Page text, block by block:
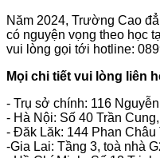
Năm 2024, Trường Cao
có nguyện vọng theo học
vui lòng gọi tới hotline:
Mọi chi tiết vui lòng liên
- Trụ sở chính: 116
- Hà Nội: Số 40 Trần
- Đăk Lăk: 144 Phan
-Gia Lai: Tầng 3, toà nhà